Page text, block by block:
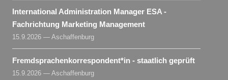
International Administration Manager ESA -
Fachrichtung Marketing Management
15.9.2026 — Aschaffenburg
Fremdsprachenkorrespondent​*in - staatlich geprüft
15.9.2026 — Aschaffenburg